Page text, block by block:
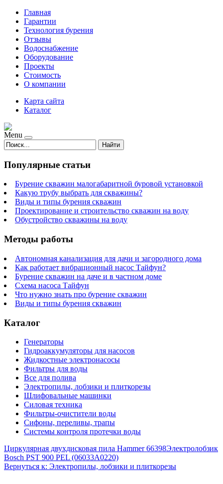
Главная
Гарантии
Технология бурения
Отзывы
Водоснабжение
Оборудование
Проекты
Стоимость
О компании
Карта сайта
Каталог
Menu
Найти
Популярные статьи
Бурение скважин малогабаритной буровой установкой
Какую трубу выбрать для скважины?
Виды и типы бурения скважин
Проектирование и строительство скважин на воду
Обустройство скважины на воду
Методы работы
Автономная канализация для дачи и загородного дома
Как работает вибрационный насос Тайфун?
Бурение скважин на даче и в частном доме
Схема насоса Тайфун
Что нужно знать про бурение скважин
Виды и типы бурения скважин
Каталог
Генераторы
Гидроаккумуляторы для насосов
Жидкостные электронасосы
Фильтры для воды
Все для полива
Электропилы, лобзики и плиткорезы
Шлифовальные машинки
Силовая техника
Фильтры-очистители воды
Сифоны, переливы, трапы
Системы контроля протечки воды
Циркулярная двухдисковая пила Hammer 66398Электролобзик
Bosch PST 900 PEL (06033A0220)
Вернуться к: Электропилы, лобзики и плиткорезы